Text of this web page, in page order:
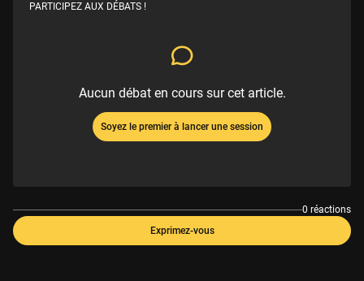
PARTICIPEZ AUX DÉBATS !
Aucun débat en cours sur cet article.
Soyez le premier à lancer une session
0 réactions
Exprimez-vous